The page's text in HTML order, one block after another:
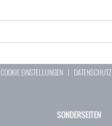
COOKIE EINSTELLUNGEN | DATENSCHUTZ
SONDERSEITEN